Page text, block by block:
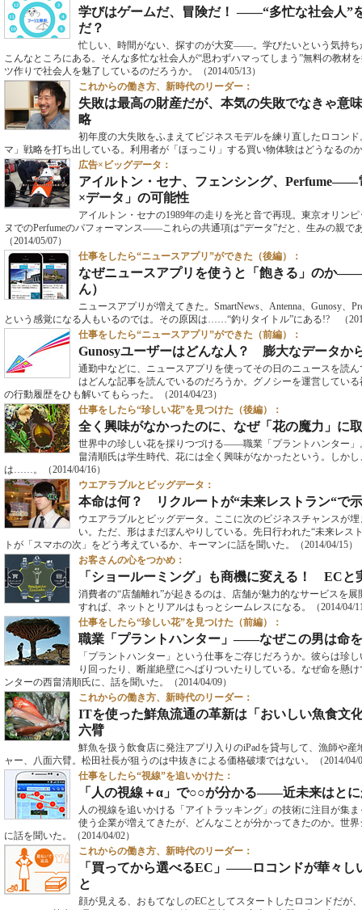
学びはゲームだ、冒険だ！ ――“多忙な社会人”
だ？
忙しい、時間がない、探すのが大変――。学びたいという気持
こんなところにある。そんな多忙な社会人が“思わずハマってしまう”無料の教材
ツ作りで社会人を魅了しているのだろうか。
（2014/05/13）
これからの働き方、新時代のリーダー：
失敗は最高の財産だが、本気の失敗でなきゃ
略
初年度の大失敗をふまえてビジネスモデルを練り直したロコン
マ」戦略を打ち出している。利用者が「ほっこり」する買い物体験はどうなるの
広告×ビッグデータ：
アイルトン・セナ、フェンシング、Perfume――
×データ」の可能性
アイルトン・セナの1989年の走りを光と音で再現。東京オリン
ヌでのPerfumeのパフォーマンス――これらの共通項は“データ”だと、生みの親で
（2014/05/07）
仕事をしたら“ニュースアプリ”ができた（後編）：
なぜニュースアプリを使うと「飽きる」のか
ん）
ニュースアプリが増えてきた。SmartNews、Antenna、Gunosy、
という感覚になる人もいるのでは。その原因は……“釣りタイトル”にある!?
（
仕事をしたら“ニュースアプリ”ができた（前編）：
Gunosyユーザーはどんな人？ 膨大なデータか
通勤中などに、ニュースアプリを使ってその日のニュースを読
はどんな記事を読んでいるのだろうか。グノシーを運営してい
の行動履歴をひも解いてもらった。
（2014/04/23）
仕事をしたら“珍しい花”を見つけた（後編）：
全く興味がなかったのに、なぜ「花の魔力」に
世界中の珍しい花を採りつづける――職業「プラントハンター
畠清順氏は学生時代、花には全く興味がなかったという。しか
は……。
（2014/04/16）
ウエアラブルとビッグデータ：
本命は何？ リクルートが“未来レストラン“で
ウエアラブルとビッグデータ。ここに次のビジネスチャンスが
い。ただ、形はまだぼんやりしている。先日行われた“未来レス
トが「スマホの次」をどう考えているか、キーマンに話を聞いた。
（2014/04/15）
お客さんの心をつかめ：
「ショールーミング」も商機に変える！ ECと
消費者の“店舗離れ”が起きるのは、店舗が魅力的なサービスを
すれば、ネットとリアルはもっとシームレスになる。
（2014/04/
仕事をしたら“珍しい花”を見つけた（前編）：
職業「プラントハンター」――なぜこの男は命
「プラントハンター」という仕事をご存じだろうか。彼らは珍
り回ったり、断崖絶壁にへばりついたりしている。なぜ命を懸
ンターの西畠清順氏に、話を聞いた。
（2014/04/09）
これからの働き方、新時代のリーダー：
ITを使った鮮魚流通の革新は「おいしい魚食
六臂
鮮魚を扱う飲食店に発注アプリ入りのiPadを貸与して、漁師や
ャー、八面六臂。松田社長が狙うのは中抜きによる価格破壊ではない。
（2014/04/
仕事をしたら“視線”を追いかけた：
「人の視線＋α」で○○が分かる――近未来はと
人の視線を追いかける「アイトラッキング」の技術に注目が集
使う企業が増えてきたが、どんなことが分かってきたのか。世
に話を聞いた。
（2014/04/02）
これからの働き方、新時代のリーダー：
「買ってから選べるEC」――ロコンドが華々し
と
顔が見える、おもてなしのECとしてスタートしたロコンドだが